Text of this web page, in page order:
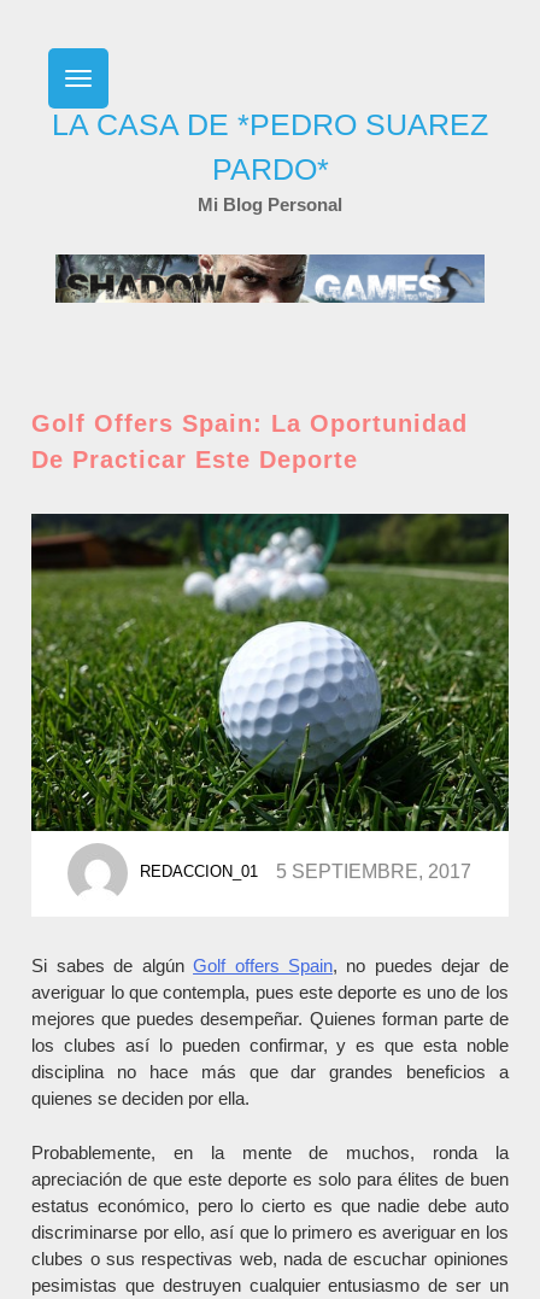
LA CASA DE *PEDRO SUAREZ
PARDO*
Mi Blog Personal
Golf Offers Spain: La Oportunidad
De Practicar Este Deporte
BY
REDACCION_01 5 SEPTIEMBRE, 2017
Si sabes de algúnGolf offers Spain, no puedes dejar de
averiguar lo que contempla, pues este deporte es uno de los
mejores que puedes desempeñar. Quienes forman parte de
los clubes así lo pueden confirmar, y es que esta noble
disciplina no hace más que dar grandes beneficios a
quienes se deciden por ella.
Probablemente, en la mente de muchos, ronda la
apreciación de que este deporte es solo para élites de buen
estatus económico, pero lo cierto es que nadie debe auto
discriminarse por ello, así que lo primero es averiguar en los
clubes o sus respectivas web, nada de escuchar opiniones
pesimistas que destruyen cualquier entusiasmo de ser un